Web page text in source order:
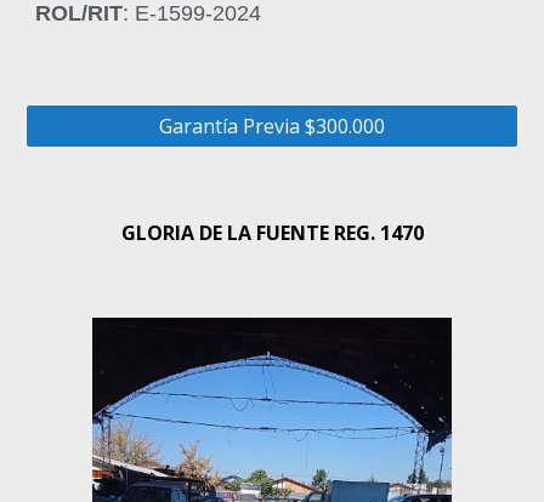
ROL/RIT: E-1599-2024
Garantía Previa $300.000
GLORIA DE LA FUENTE REG. 1470